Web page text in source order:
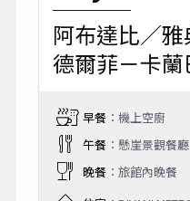
阿布達比／
德爾菲－卡蘭
早餐：機上空廚
午餐：懸崖景觀餐廳
晚餐：旅館內晚餐